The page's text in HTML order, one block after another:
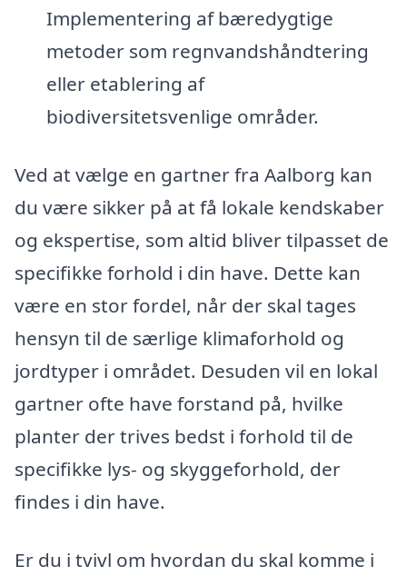
Implementering af bæredygtige
metoder som regnvandshåndtering
eller etablering af
biodiversitetsvenlige områder.
Ved at vælge en gartner fra Aalborg kan
du være sikker på at få lokale kendskaber
og ekspertise, som altid bliver tilpasset de
specifikke forhold i din have. Dette kan
være en stor fordel, når der skal tages
hensyn til de særlige klimaforhold og
jordtyper i området. Desuden vil en lokal
gartner ofte have forstand på, hvilke
planter der trives bedst i forhold til de
specifikke lys- og skyggeforhold, der
findes i din have.
Er du i tvivl om hvordan du skal komme i